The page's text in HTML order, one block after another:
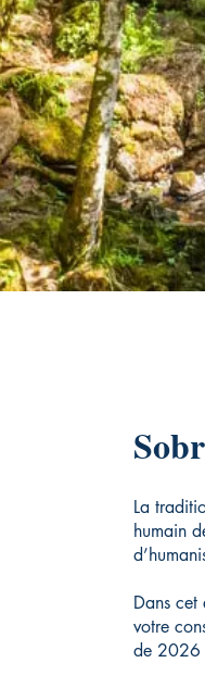
La
humain
Dans cet
votre
de 2026